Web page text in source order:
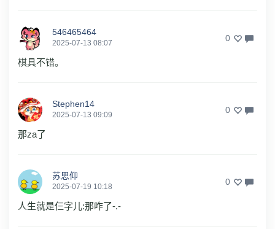
546465464
2025-07-13 08:07 0
棋具不错。
Stephen14
2025-07-13 09:09 0
那za了
苏思仰
2025-07-19 10:18 0
人生就是仨字儿:那咋了-.-